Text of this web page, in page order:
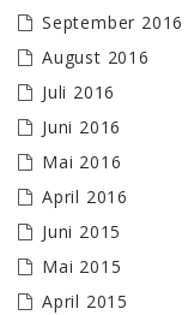
September 2016
August 2016
Juli 2016
Juni 2016
Mai 2016
April 2016
Juni 2015
Mai 2015
April 2015